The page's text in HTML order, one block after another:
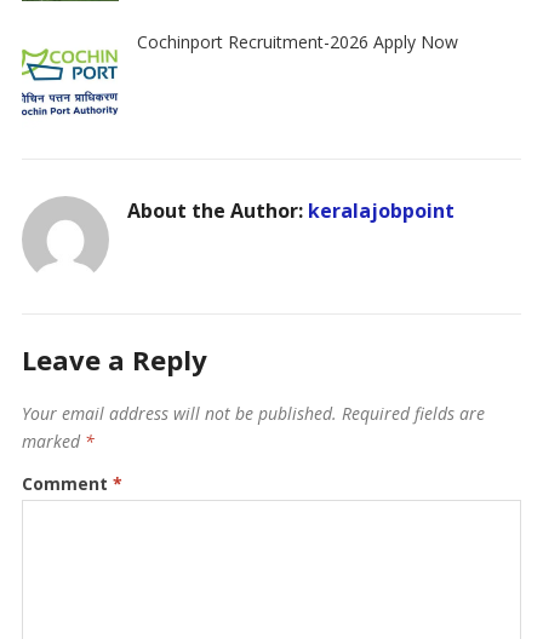
Cochinport Recruitment-2026 Apply Now
About the Author: keralajobpoint
Leave a Reply
Your email address will not be published. Required fields are
marked *
Comment *